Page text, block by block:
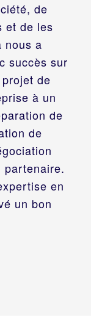
de
et de les
nous a
succès sur
de
à un
de
de
partenaire.
en
un bon